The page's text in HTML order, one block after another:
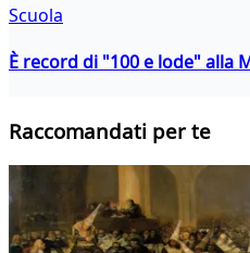
Scuola
È record di "100 e lode" alla
Raccomandati per te